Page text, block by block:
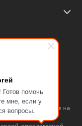
Готов помочь
мне, если у
вопросы.
опубликованная на
характеристики и